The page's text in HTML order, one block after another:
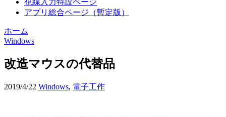
視線入力特設ページ
アプリ総合ページ（暫定版）
ホーム
Windows
改造マウスの代替品
2019/4/22 Windows, 電子工作